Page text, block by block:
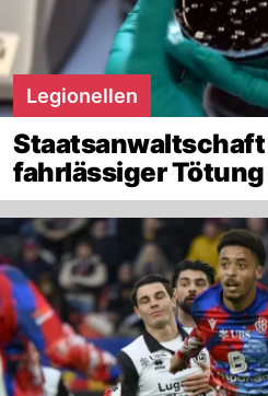
Legionellen
fahrlässiger Tötung